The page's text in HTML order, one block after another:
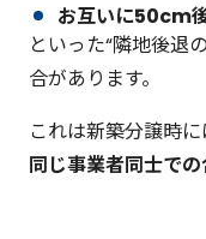
お互いに50cm
といった“隣地後退
合があります。
これは新築分譲時に
同じ事業者同士で